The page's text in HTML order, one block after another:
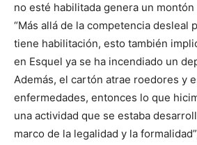
no esté habilitada genera un
“Más allá de la competencia desleal
tiene habilitación, esto también
en Esquel ya se ha incendiado un
Además, el cartón atrae roedores y
enfermedades, entonces lo que
una actividad que se estaba
marco de la legalidad y la